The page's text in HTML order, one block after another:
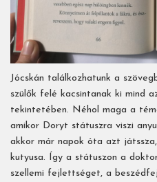
Jócskán találkozhatunk a
szülők felé kacsintanak ki mind
tekintetében. Néhol maga a
amikor Doryt státuszra viszi
akkor már napok óta azt
kutyusa. Így a státuszon a
szellemi fejlettséget, a